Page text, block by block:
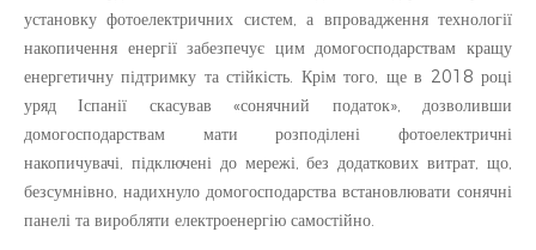
установку фотоелектричних систем, а впровадження технології
накопичення енергії забезпечує цим домогосподарствам кращу
енергетичну підтримку та стійкість. Крім того, ще в 2018 році
уряд Іспанії скасував «сонячний податок», дозволивши
домогосподарствам мати розподілені фотоелектричні
накопичувачі, підключені до мережі, без додаткових витрат, що,
безсумнівно, надихнуло домогосподарства встановлювати сонячні
панелі та виробляти електроенергію самостійно.